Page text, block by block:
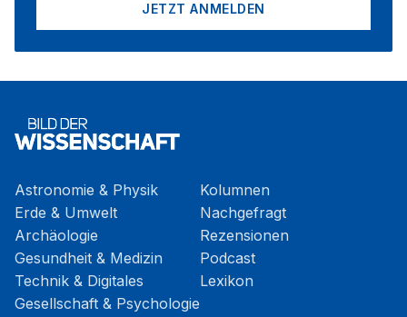
JETZT ANMELDEN
Astronomie & Physik
Erde & Umwelt
Archäologie
Gesundheit & Medizin
Technik & Digitales
Gesellschaft & Psychologie
Kolumnen
Nachgefragt
Rezensionen
Podcast
Lexikon